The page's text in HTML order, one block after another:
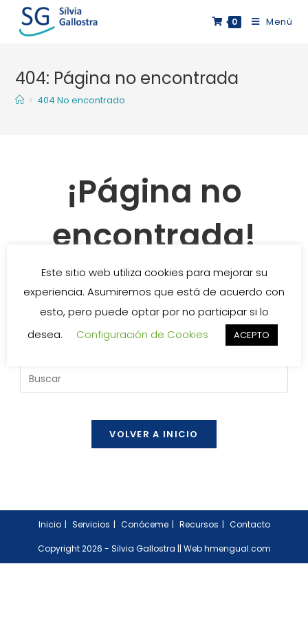
Saltar
0 Menú
404: Página no encontrada
> 404 No encontrado
¡Página no
encontrada!
Lo sentimos. La página que buscas no está
disponible.
Quizá puedas probar una nueva búsqueda.
Buscar
en
VOLVER A INICIO
Inicio Servicios Conóceme Recursos Contacto
Copyright 2026 - Silvia Gallostra || Web hmengual.com
Este sitio web utiliza cookies para mejorar su
experiencia. Asumiremos que está de acuerdo con
esto, pero puede optar por no participar si lo
desea.
Configuración de Cookies ACEPTO